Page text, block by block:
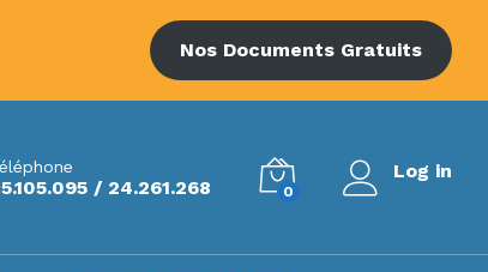
Nos Documents Gratuits
/ 24.261.268 0
Log in